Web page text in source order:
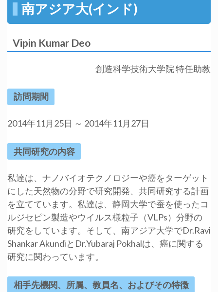
南アジア大(インド)
Vipin Kumar Deo
創造科学技術大学院 特任助教
訪問期間
2014年11月25日 ～ 2014年11月27日
共同研究の内容
私達は、ナノバイオテクノロジーや癌をターゲット
にした天然物の分野で研究開発、共同研究する計画
を立てています。私達は、静岡大学で蚕を使ったコ
ルジセピン製造やウイルス様粒子（VLPs）分野の
研究をしています。そして、南アジア大学でDr.Ravi
Shankar AkundiとDr.Yubaraj Pokhalは、癌に関する
研究に関わっています。
相手先機関、所属、教員名、およびその特徴